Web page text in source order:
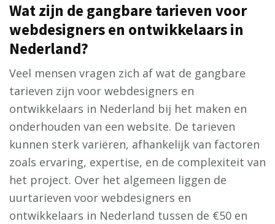
Wat zijn de gangbare tarieven voor
webdesigners en ontwikkelaars in
Nederland?
Veel mensen vragen zich af wat de gangbare
tarieven zijn voor webdesigners en
ontwikkelaars in Nederland bij het maken en
onderhouden van een website. De tarieven
kunnen sterk variëren, afhankelijk van factoren
zoals ervaring, expertise, en de complexiteit van
het project. Over het algemeen liggen de
uurtarieven voor webdesigners en
ontwikkelaars in Nederland tussen de €50 en